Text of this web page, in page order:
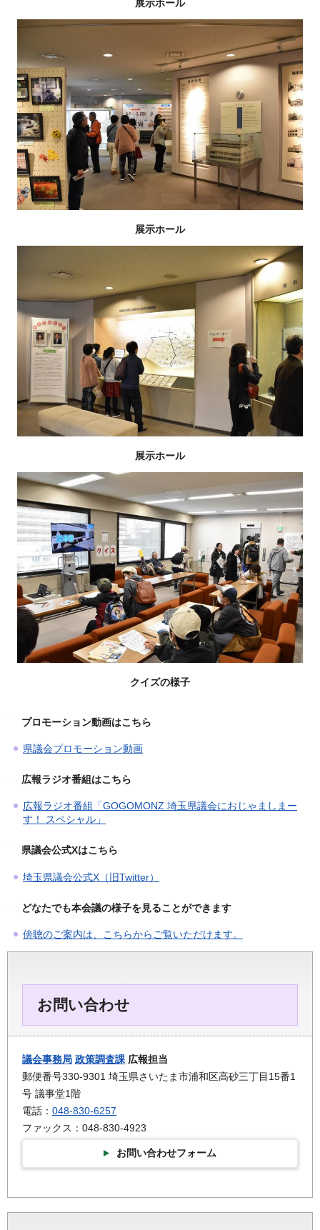
展示ホール
展示ホール
展示ホール
クイズの様子
プロモーション動画はこちら
県議会プロモーション動画
広報ラジオ番組はこちら
広報ラジオ番組「GOGOMONZ 埼玉県議会におじゃましまー
す！ スペシャル」
県議会公式Xはこちら
埼玉県議会公式X（旧Twitter）
どなたでも本会議の様子を見ることができます
傍聴のご案内は、こちらからご覧いただけます。
お問い合わせ
議会事務局 政策調査課 広報担当
郵便番号330-9301 埼玉県さいたま市浦和区高砂三丁目15番1
号 議事堂1階
電話： 048-830-6257
ファックス：048-830-4923
お問い合わせフォーム